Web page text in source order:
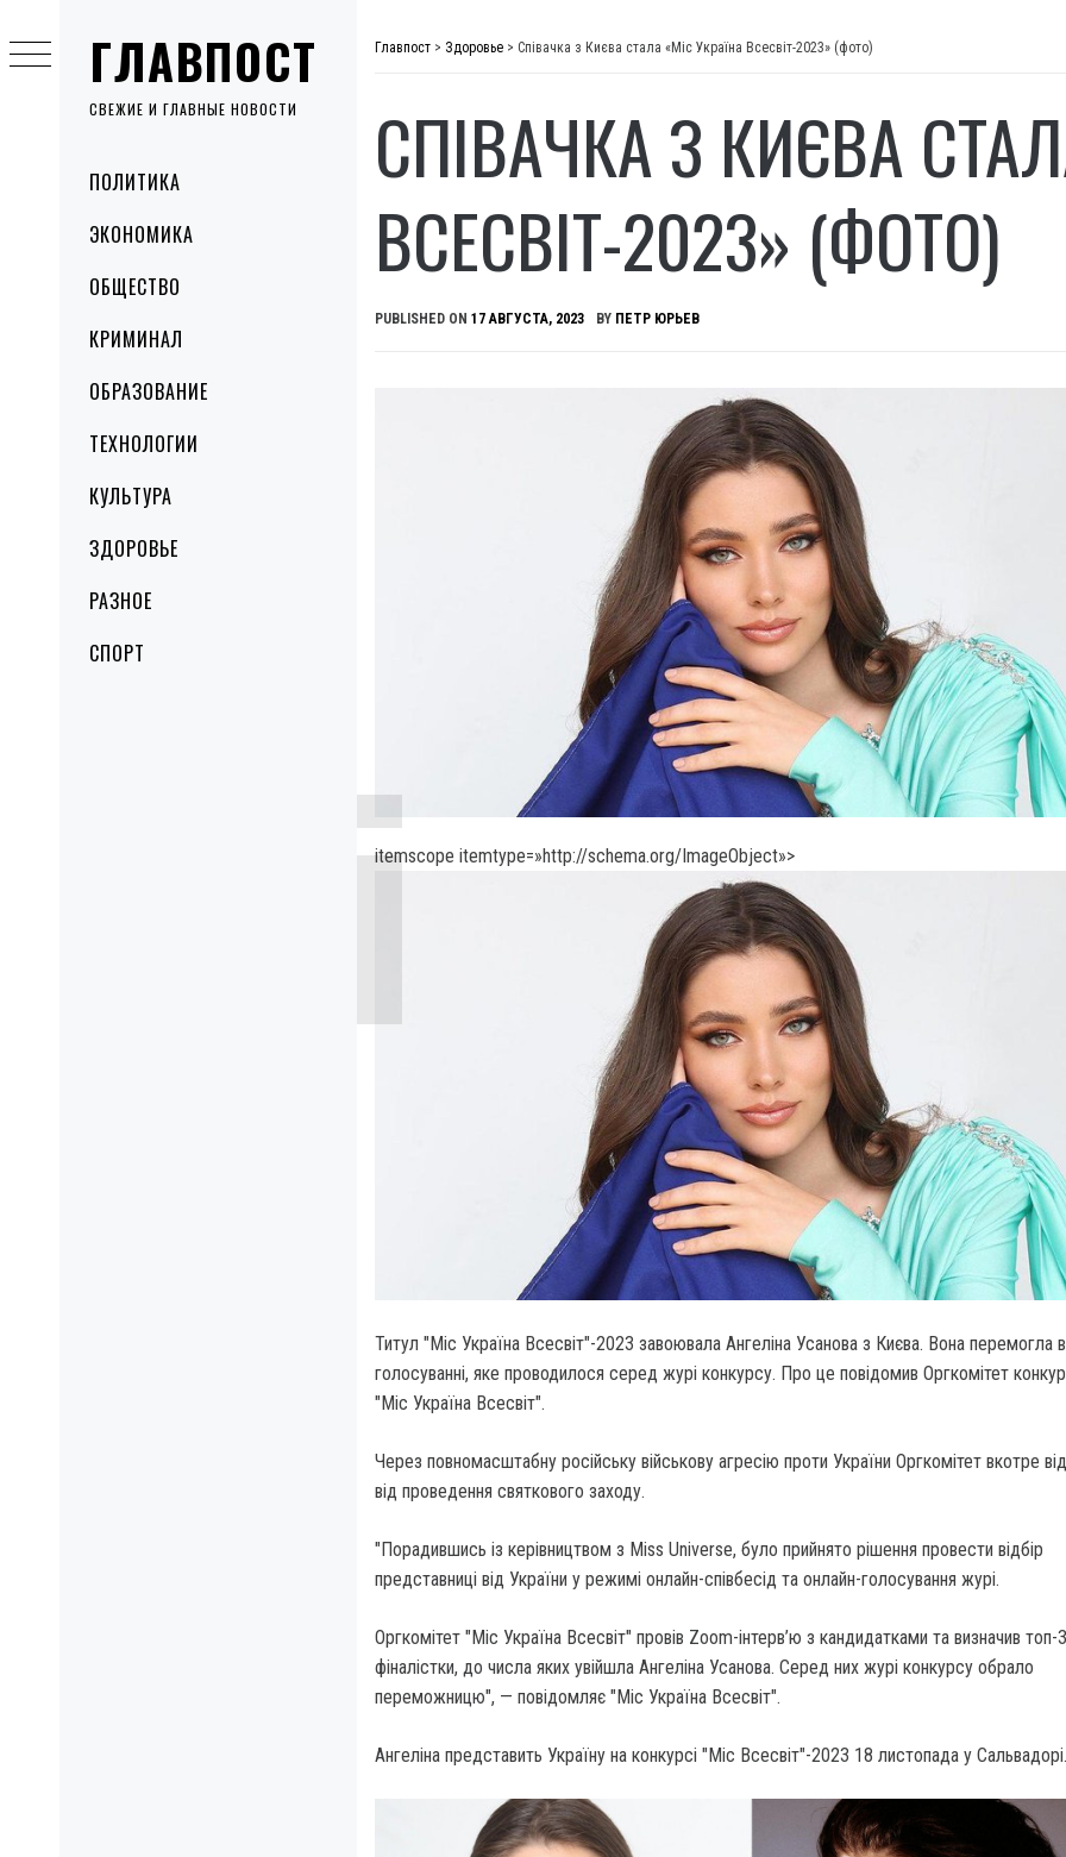
ГЛАВПОСТ
СВЕЖИЕ И ГЛАВНЫЕ НОВОСТИ
MenuПОЛИТИКА
ЭКОНОМИКА
ОБЩЕСТВО
КРИМИНАЛ
ОБРАЗОВАНИЕ
ТЕХНОЛОГИИ
КУЛЬТУРА
ЗДОРОВЬЕ
РАЗНОЕ
СПОРТ
to
content
Главпост > Здоровье > Співачка з Києва стала «Міс Україна Всесвіт-2023» (фото)
СПІВАЧКА З КИЄВА
ВСЕСВІТ-2023» (ФОТО)
PUBLISHED ON 17 АВГУСТА, 2023 BY ПЕТР ЮРЬЕВ
itemscope itemtype=»http://schema.org/ImageObject»>
Титул "Міс Україна Всесвіт"-2023 завоювала Ангеліна Усанова з Києва. Вона перемогла в
голосуванні, яке проводилося серед журі конкурсу. Про це повідомив Оргкомітет
"Міс Україна Всесвіт".
Через повномасштабну російську військову агресію проти України Оргкомітет вкотре
від проведення святкового заходу.
"Порадившись із керівництвом з Miss Universe, було прийнято рішення провести відбір
представниці від України у режимі онлайн-співбесід та онлайн-голосування журі.
Оргкомітет "Міс Україна Всесвіт" провів Zoom-інтерв’ю з кандидатками та визначив топ-3
фіналістки, до числа яких увійшла Ангеліна Усанова. Серед них журі конкурсу обрало
переможницю", — повідомляє "Міс Україна Всесвіт".
Ангеліна представить Україну на конкурсі "Міс Всесвіт"-2023 18 листопада у Сальвадорі.